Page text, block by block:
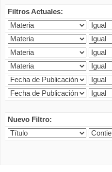
Filtros Actuales:
Nuevo Filtro: